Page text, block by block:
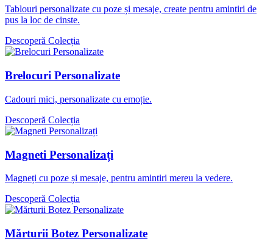
Tablouri personalizate cu poze și mesaje, create pentru amintiri de
pus la loc de cinste.
Descoperă Colecția
Brelocuri Personalizate
Cadouri mici, personalizate cu emoție.
Descoperă Colecția
Magneti Personalizați
Magneți cu poze și mesaje, pentru amintiri mereu la vedere.
Descoperă Colecția
Mărturii Botez Personalizate